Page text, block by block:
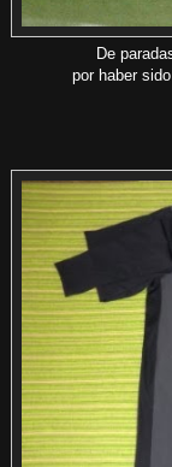
De
por haber